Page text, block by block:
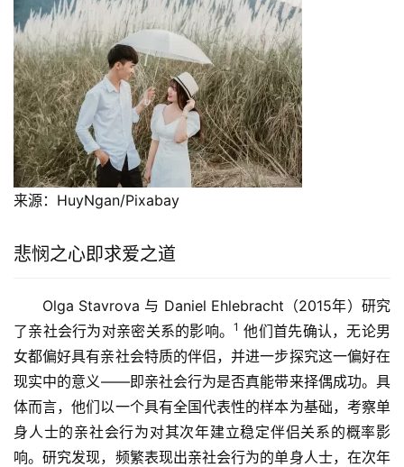
来源：HuyNgan/Pixabay
悲悯之心即求爱之道
Olga Stavrova 与 Daniel Ehlebracht（2015年）研究
了亲社会行为对亲密关系的影响。1 他们首先确认，无论男
女都偏好具有亲社会特质的伴侣，并进一步探究这一偏好在
现实中的意义——即亲社会行为是否真能带来择偶成功。具
体而言，他们以一个具有全国代表性的样本为基础，考察单
身人士的亲社会行为对其次年建立稳定伴侣关系的概率影
响。研究发现，频繁表现出亲社会行为的单身人士，在次年